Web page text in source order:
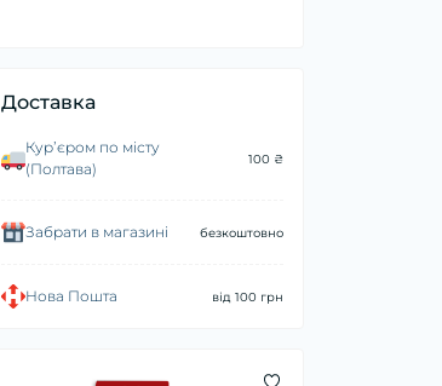
Доставка
Курʼєром по місту
(Полтава)
100 ₴
Забрати в магазині безкоштовно
Нова Пошта від 100 грн